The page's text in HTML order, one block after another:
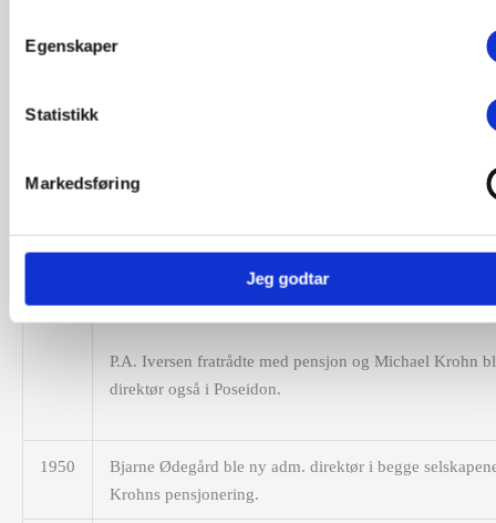
Egenskaper
Statistikk
Markedsføring
Jeg godtar
Poseidon og Christiania Sø ble Iversen og Christiania
Storebrands adm. direktør Per M. Hansson ble
selskapet fikk fellesregn­skapsavdeling med Christiania
P.A. Iversen fratrådte med pensjon og Michael Krohn
direktør også i Poseidon.
1950
Bjarne Ødegård ble ny adm. direktør i begge
Krohns pensjonering.